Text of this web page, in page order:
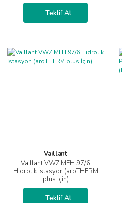
Teklif Al
Vaillant
Vaillant VWZ MEH 97/6
Hidrolik İstasyon (aroTHERM
plus İçin)
Teklif Al